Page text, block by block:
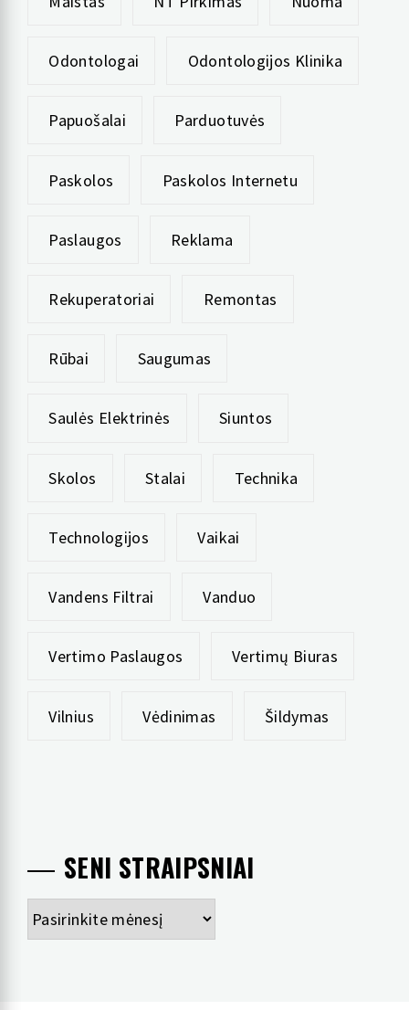
Odontologai Odontologijos Klinika
Papuošalai Parduotuvės
Paskolos Paskolos Internetu
Paslaugos Reklama
Rekuperatoriai Remontas
Rūbai Saugumas
Saulės Elektrinės Siuntos
Skolos Stalai Technika
Technologijos Vaikai
Vandens Filtrai Vanduo
Vertimo Paslaugos Vertimų Biuras
Vilnius Vėdinimas Šildymas
SENI STRAIPSNIAI
Seni
straipsniai